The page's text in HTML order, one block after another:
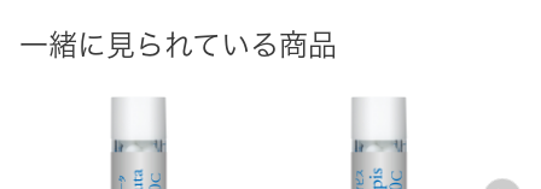
一緒に見られている商品